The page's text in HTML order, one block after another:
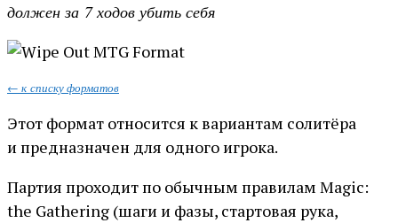
должен за 7 ходов убить себя
← к списку форматов
Этот формат относится к вариантам солитёра
и предназначен для одного игрока.
Партия проходит по обычным правилам Magic:
the Gathering (шаги и фазы, стартовая рука,